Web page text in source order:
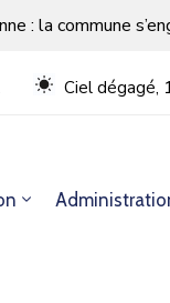
: la commune
Ciel dégagé,